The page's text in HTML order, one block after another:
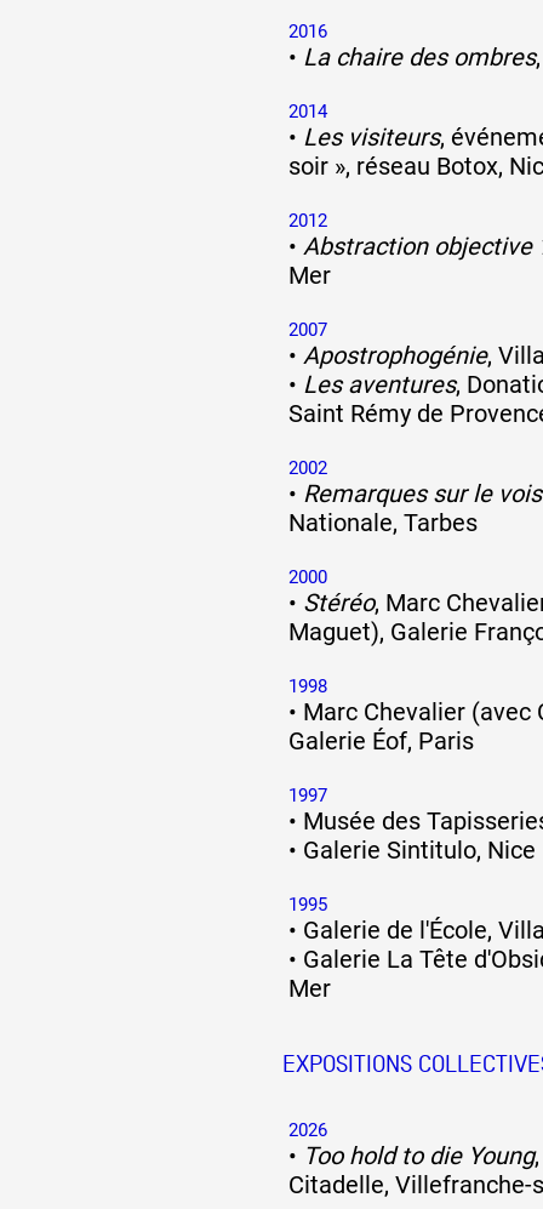
Visites d'ateliers
Production vidéo
Formation
Événements
1% œuvres
public
Réseau
Année par année
Collection vidéos
Candidater
2016
• La chaire des ombres
2014
• Les visiteurs,
soir », réseau Botox,
2012
• Abstraction objective
Mer
2007
• Apostrophogénie,
• Les aventures,
Saint Rémy de
2002
• Remarques sur le
Nationale, Tarbes
2000
• Stéréo, Marc
Maguet), Galerie
1998
• Marc Chevalier (avec
Galerie Éof, Paris
1997
• Musée des
• Galerie Sintitulo, Nice
1995
• Galerie de l'École,
• Galerie La Tête
Mer
EXPOSITIONS
2026
• Too hold to die Young
Citadelle, Villefranche-